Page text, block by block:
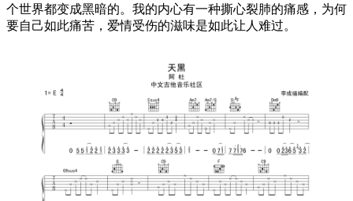
个世界都变成黑暗的。我的内心有一种撕心裂肺的痛感，为何
要自己如此痛苦，爱情受伤的滋味是如此让人难过。